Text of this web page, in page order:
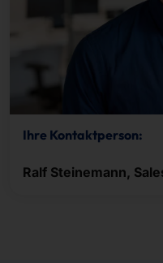
Ihre Kontaktperson:
Ralf Steinemann,